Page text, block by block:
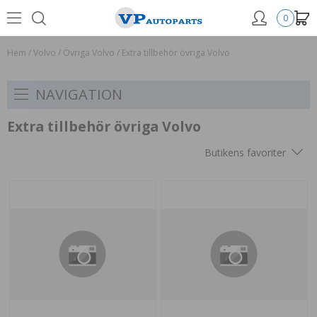
0
Hem /Volvo / Övriga Volvo / Extra tillbehör övriga Volvo
NAVIGATION
Extra tillbehör övriga Volvo
Butikens favoriter